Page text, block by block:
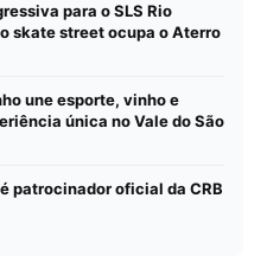
para o SLS Rio
skate street ocupa o Aterro
une esporte, vinho e
única no Vale do São
patrocinador oficial da CRB